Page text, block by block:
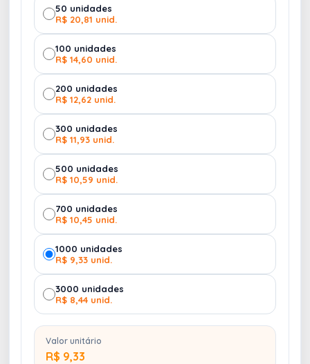
50 unidades
R$ 20,81 unid.
100 unidades
R$ 14,60 unid.
200 unidades
R$ 12,62 unid.
300 unidades
R$ 11,93 unid.
500 unidades
R$ 10,59 unid.
700 unidades
R$ 10,45 unid.
1000 unidades
R$ 9,33 unid.
3000 unidades
R$ 8,44 unid.
Valor unitário
R$ 9,33